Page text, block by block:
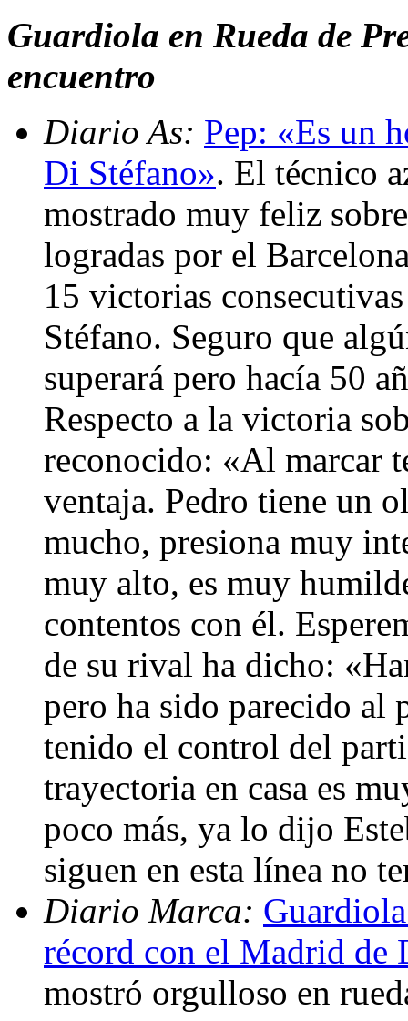
Guardiola en Rueda de
encuentro
Diario As: Pep: «Es un
Di Stéfano». El técnico
mostrado muy feliz
logradas por el
15 victorias
Stéfano. Seguro que
superará pero hacía 50
Respecto a la victoria
reconocido: «Al marcar
ventaja. Pedro tiene un
mucho, presiona muy
muy alto, es muy
contentos con él.
de su rival ha dicho:
pero ha sido parecido al
tenido el control del
trayectoria en casa es
poco más, ya lo dijo
siguen en esta línea no
Diario Marca:
récord con el Madrid de
mostró orgulloso en